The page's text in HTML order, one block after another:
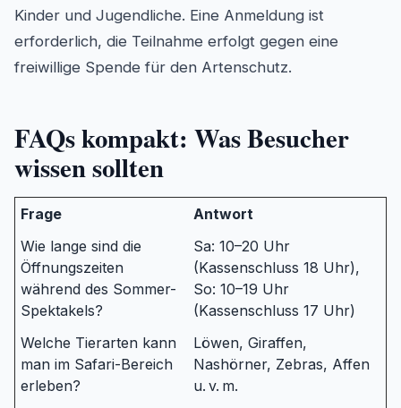
Kinder und Jugendliche. Eine Anmeldung ist
erforderlich, die Teilnahme erfolgt gegen eine
freiwillige Spende für den Artenschutz.
FAQs kompakt: Was Besucher
wissen sollten
Frage
Antwort
Wie lange sind die
Öffnungszeiten
während des Sommer-
Spektakels?
Sa: 10–20 Uhr
(Kassenschluss 18 Uhr),
So: 10–19 Uhr
(Kassenschluss 17 Uhr)
Welche Tierarten kann
man im Safari-Bereich
erleben?
Löwen, Giraffen,
Nashörner, Zebras, Affen
u. v. m.